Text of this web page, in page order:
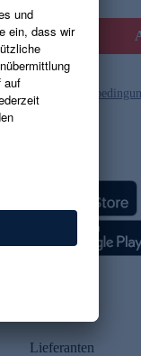
und die
Lieferanten